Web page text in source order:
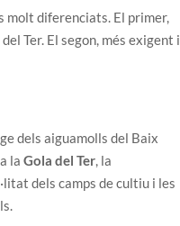
molt diferenciats. El primer,
Ter. El segon, més exigent i
dels aiguamolls del Baix
laGola del Ter, la
dels camps de cultiu i les